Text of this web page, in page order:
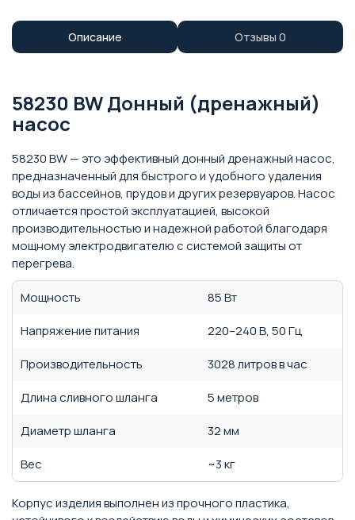
Описание Отзывы 0
58230 BW Донный (дренажный)
насос
58230 BW — это эффективный донный дренажный насос,
предназначенный для быстрого и удобного удаления
воды из бассейнов, прудов и других резервуаров. Насос
отличается простой эксплуатацией, высокой
производительностью и надежной работой благодаря
мощному электродвигателю с системой защиты от
перегрева.
Мощность
85 Вт
Напряжение питания
220–240 В, 50 Гц
Производительность
3028 литров в час
Длина сливного шланга
5 метров
Диаметр шланга
32 мм
Вес
~3 кг
Корпус изделия выполнен из прочного пластика,